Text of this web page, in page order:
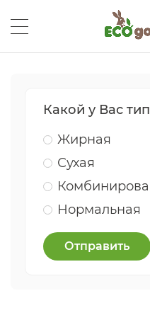
Какой у Вас
Жирная
Сухая
Нормальная
Отправить